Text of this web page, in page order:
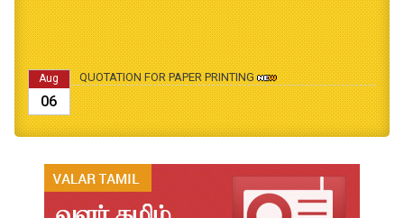
Aug
06
QUOTATION FOR PAPER PRINTING
04
B.Ed., M.Ed., Admission Date Extesion
Jul தமிழ்க்கலை – தமிழியல் காலாண்டு ஆய்விதழ் - 2026